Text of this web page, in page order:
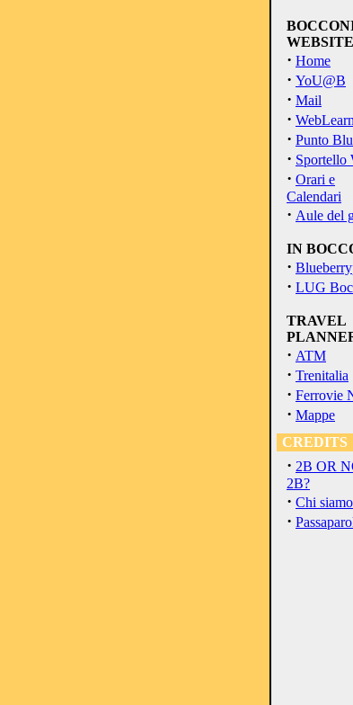
WEBSITE
· Home
· YoU@B
· Mail
·
· Punto Blu
· Sportello
· Orari e
Calendari
· Aule del
IN
·
· LUG
TRAVEL
· ATM
· Trenitalia
· Ferrovie
· Mappe
CREDITS
· 2B OR
2B?
· Chi siamo
·